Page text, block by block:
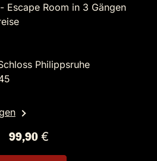
Escape Room in 3 Gängen
Philippsruhe
99,90 €